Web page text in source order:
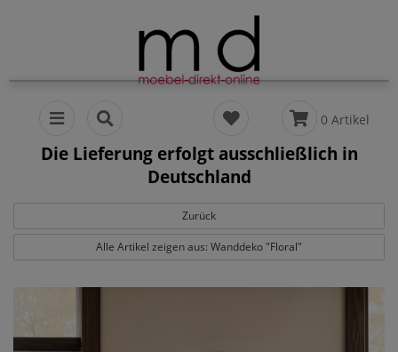
0 Artikel
Die Lieferung erfolgt ausschließlich in
Deutschland
Zurück
Alle Artikel zeigen aus: Wanddeko "Floral"